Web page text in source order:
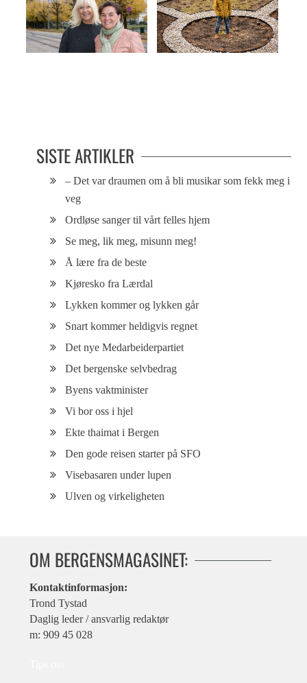
SISTE ARTIKLER
– Det var draumen om å bli musikar som fekk meg i
veg
Ordløse sanger til vårt felles hjem
Se meg, lik meg, misunn meg!
Å lære fra de beste
Kjøresko fra Lærdal
Lykken kommer og lykken går
Snart kommer heldigvis regnet
Det nye Medarbeiderpartiet
Det bergenske selvbedrag
Byens vaktminister
Vi bor oss i hjel
Ekte thaimat i Bergen
Den gode reisen starter på SFO
Visebasaren under lupen
Ulven og virkeligheten
OM BERGENSMAGASINET:
Kontaktinformasjon:
Trond Tystad
Daglig leder / ansvarlig redaktør
m: 909 45 028